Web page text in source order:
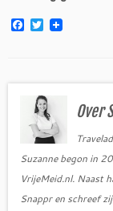
F
o
T
w
e
r
Over
Suzanne begon in
VrijeMeid.nl. Naast
Snappr en schreef